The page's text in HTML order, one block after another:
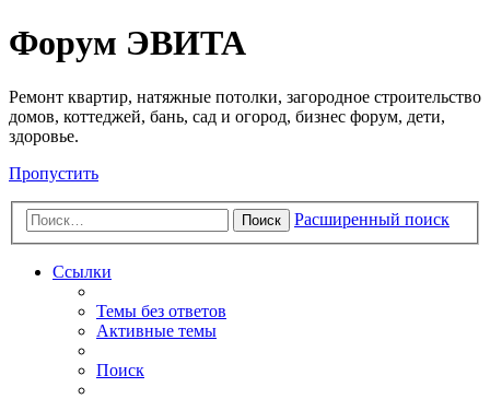
Регистрация
Форум ЭВИТА
Ремонт квартир, натяжные потолки, загородное строительство
домов, коттеджей, бань, сад и огород, бизнес форум, дети,
здоровье.
Пропустить
Поиск Расширенный поиск
Ссылки
Темы без ответов
Активные темы
Поиск